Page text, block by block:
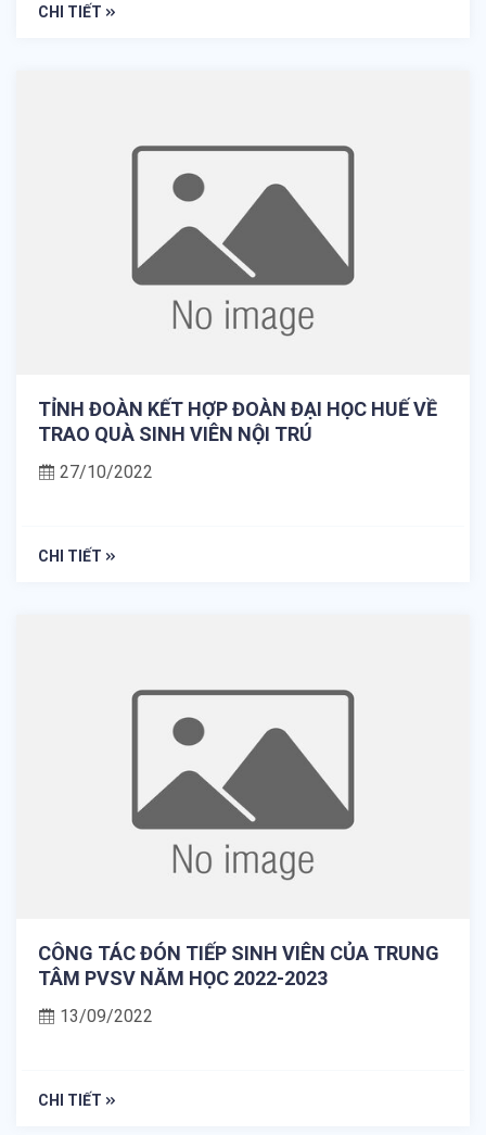
CHI TIẾT
TỈNH ĐOÀN KẾT HỢP ĐOÀN ĐẠI HỌC HUẾ VỀ
TRAO QUÀ SINH VIÊN NỘI TRÚ
27/10/2022
CHI TIẾT
CÔNG TÁC ĐÓN TIẾP SINH VIÊN CỦA TRUNG
TÂM PVSV NĂM HỌC 2022-2023
13/09/2022
CHI TIẾT